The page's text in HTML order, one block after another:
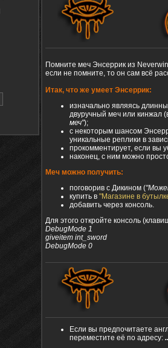
Помните меч Энсеррик из
если не помните, то он сам всё
Итак, что же умеет Энсеррик:
изначально являясь
двуручный меч или кинжал
меч");
с некоторым шансом
уникальные реплики в
прокомментирует, если вы
наконец, с ним можно
Меч можно получить:
поговорив с Дикином (
купить в "Магазине в
добавить через консоль.
Для этого откройте консоль
DebugMode 1
giveitem int_sword
DebugMode 0
Если вы предпочитаете
переместите её по адресу: